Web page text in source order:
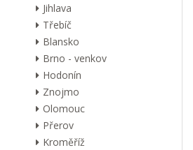
Jihlava
Třebíč
Blansko
Brno - venkov
Hodonín
Znojmo
Olomouc
Přerov
Kroměříž